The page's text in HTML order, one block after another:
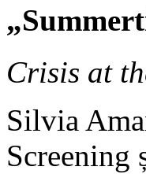
Crisis at
Silvia
Screening